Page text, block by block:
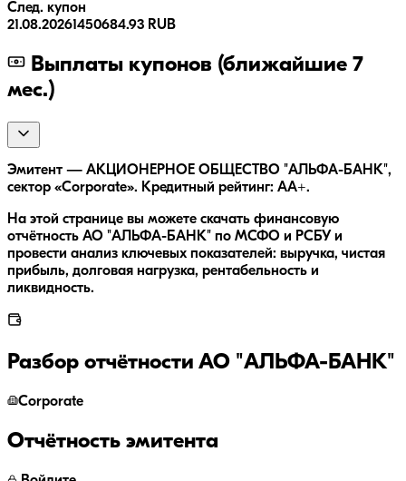
След. купон
21.08.20261450684.93 RUB
Выплаты купонов (ближайшие 7
мес.)
Эмитент — АКЦИОНЕРНОЕ ОБЩЕСТВО "АЛЬФА-БАНК",
сектор «Corporate». Кредитный рейтинг: AA+.
На этой странице вы можете скачать финансовую
отчётность АО "АЛЬФА-БАНК" по МСФО и РСБУ и
провести анализ ключевых показателей: выручка, чистая
прибыль, долговая нагрузка, рентабельность и
ликвидность.
Разбор отчётности АО "АЛЬФА-БАНК"
Corporate
Отчётность эмитента